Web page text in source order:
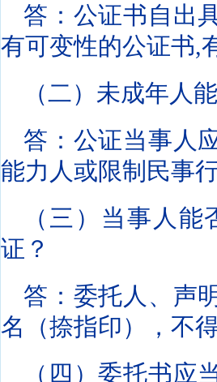
答：公证书自出
有可变性的公证书,
（二）未成年人
答：公证当事人
能力人或限制民事
（三）当事人
证？
答：委托人、声
名（捺指印），不
（四）委托书